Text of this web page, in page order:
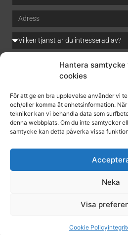
Hantera samtycke
cookies
För att ge en bra upplevelse använder vi
och/eller komma åt enhetsinformation.
tekniker kan vi behandla data som
denna webbplats. Om du inte samtycker
samtycke kan detta påverka vissa
Neka
Visa
Cookie Policy
Jag godkänner integritetspolicyn
SKICKA
© Kakel och Puts
Powered by